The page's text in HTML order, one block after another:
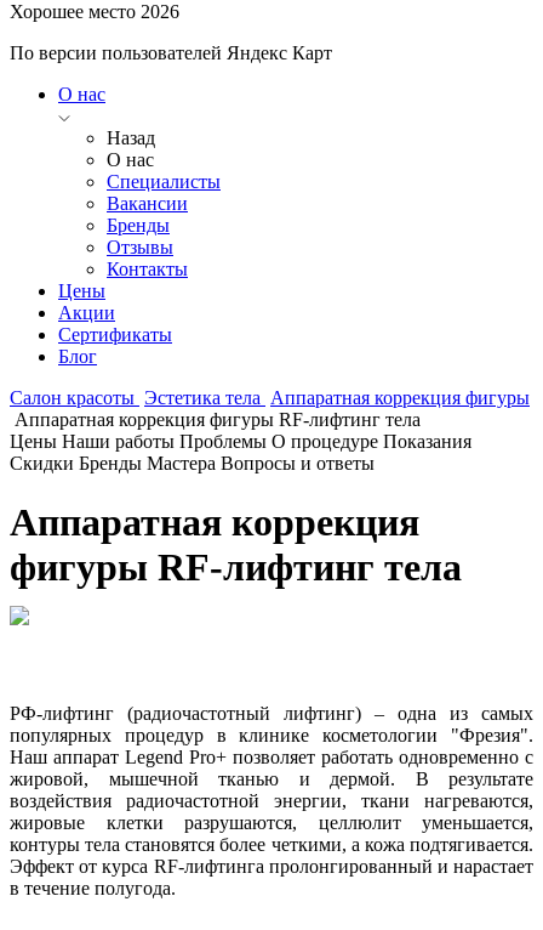
Хорошее место 2026
По версии пользователей Яндекс Карт
О нас
Назад
О нас
Специалисты
Вакансии
Бренды
Отзывы
Контакты
Цены
Акции
Сертификаты
Блог
Салон красоты Эстетика тела Аппаратная коррекция фигуры
Аппаратная коррекция фигуры RF-лифтинг тела
Цены Наши работы Проблемы О процедуре Показания
Скидки Бренды Мастера Вопросы и ответы
Аппаратная коррекция
фигуры RF-лифтинг тела
РФ-лифтинг (радиочастотный лифтинг) – одна из самых
популярных процедур в клинике косметологии "Фрезия".
Наш аппарат Legend Pro+ позволяет работать одновременно с
жировой, мышечной тканью и дермой. В результате
воздействия радиочастотной энергии, ткани нагреваются,
жировые клетки разрушаются, целлюлит уменьшается,
контуры тела становятся более четкими, а кожа подтягивается.
Эффект от курса RF-лифтинга пролонгированный и нарастает
в течение полугода.